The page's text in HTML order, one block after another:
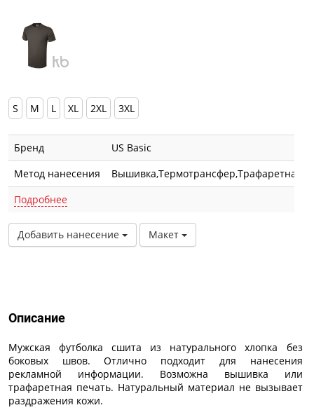
S M L XL 2XL 3XL
Бренд
US Basic
Метод нанесения
Вышивка,Термотрансфер,Трафаретная
Подробнее
Добавить нанесение Макет
Описание
Мужская футболка сшита из натурального хлопка без
боковых швов. Отлично подходит для нанесения
рекламной информации. Возможна вышивка или
трафаретная печать. Натуральный материал не вызывает
раздражения кожи.